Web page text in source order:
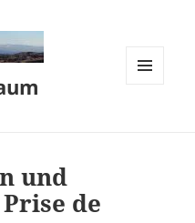
und
de